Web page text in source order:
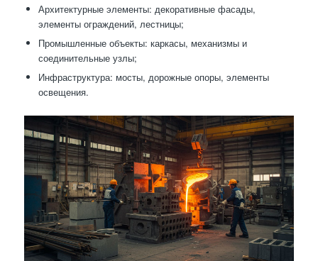
Архитектурные элементы: декоративные фасады,
элементы ограждений, лестницы;
Промышленные объекты: каркасы, механизмы и
соединительные узлы;
Инфраструктура: мосты, дорожные опоры, элементы
освещения.